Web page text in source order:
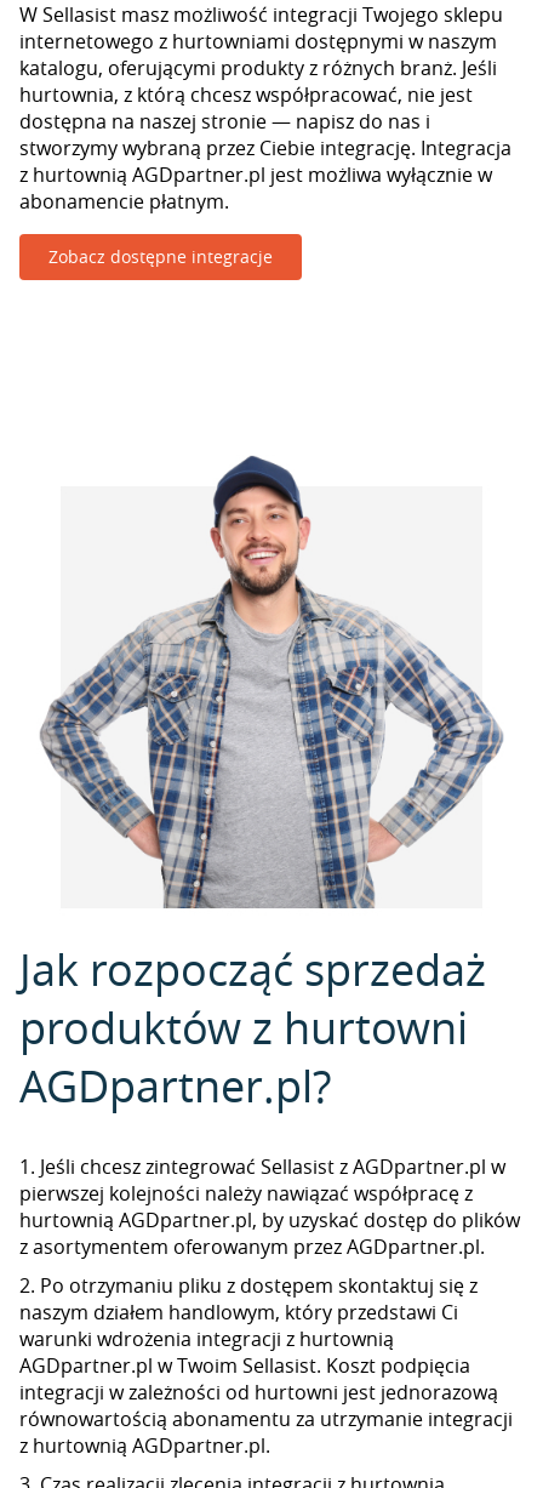
W Sellasist masz możliwość integracji Twojego sklepu
internetowego z hurtowniami dostępnymi w naszym
katalogu, oferującymi produkty z różnych branż. Jeśli
hurtownia, z którą chcesz współpracować, nie jest
dostępna na naszej stronie — napisz do nas i
stworzymy wybraną przez Ciebie integrację. Integracja
z hurtownią AGDpartner.pl jest możliwa wyłącznie w
abonamencie płatnym.
Zobacz dostępne integracje
Jak rozpocząć sprzedaż
produktów z hurtowni
AGDpartner.pl?
1. Jeśli chcesz zintegrować Sellasist z AGDpartner.pl w
pierwszej kolejności należy nawiązać współpracę z
hurtownią AGDpartner.pl, by uzyskać dostęp do plików
z asortymentem oferowanym przez AGDpartner.pl.
2. Po otrzymaniu pliku z dostępem skontaktuj się z
naszym działem handlowym, który przedstawi Ci
warunki wdrożenia integracji z hurtownią
AGDpartner.pl w Twoim Sellasist. Koszt podpięcia
integracji w zależności od hurtowni jest jednorazową
równowartością abonamentu za utrzymanie integracji
z hurtownią AGDpartner.pl.